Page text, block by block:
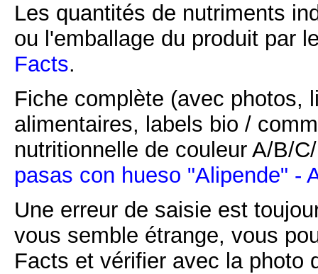
Les quantités de nutriments
ou l'emballage du produit par
Facts.
Fiche complète (avec photos,
alimentaires, labels bio /
nutritionnelle de couleur A/B/
pasas con hueso "Alipende" -
Une erreur de saisie est
vous semble étrange, vous
Facts et vérifier avec la photo